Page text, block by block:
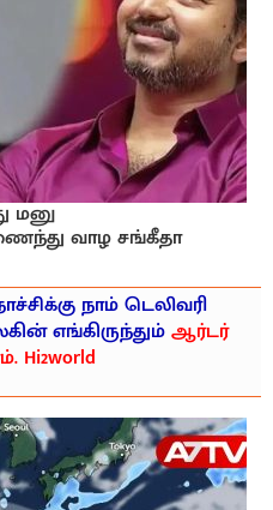
மனு
வாழ சங்கீதா
நாம் டெலிவரி
எங்கிருந்தும்ஆர்டர்
Hi2world